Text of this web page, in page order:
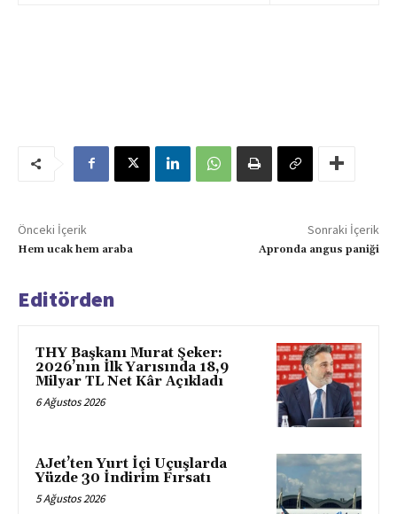
Önceki İçerik
Hem ucak hem araba
Sonraki İçerik
Apronda angus paniği
Editörden
THY Başkanı Murat Şeker:
2026’nın İlk Yarısında 18,9
Milyar TL Net Kâr Açıkladı
6 Ağustos 2026
AJet’ten Yurt İçi Uçuşlarda
Yüzde 30 İndirim Fırsatı
5 Ağustos 2026